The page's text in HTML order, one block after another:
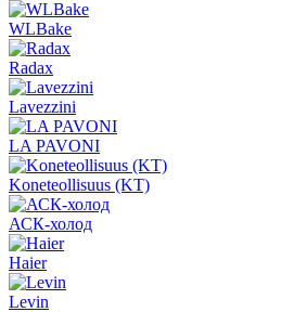
WLBake
Radax
Lavezzini
LA PAVONI
Koneteollisuus (KT)
АСК-холод
Haier
Levin